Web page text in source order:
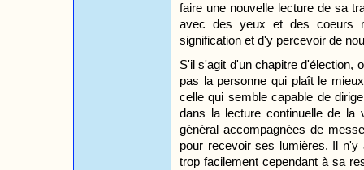
faire une nouvelle lecture de sa
avec des yeux et des coeurs
signification et d'y percevoir de
S'il s'agit d'un chapitre d'élection,
pas la personne qui plaît le
celle qui semble capable de
dans la lecture continuelle de la
général accompagnées de
pour recevoir ses lumières. Il n'y
trop facilement cependant à sa